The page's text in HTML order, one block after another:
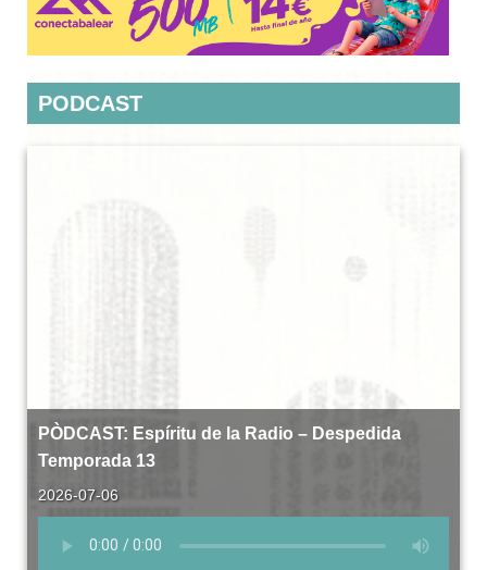
PODCAST
PÒDCAST: Espíritu de la Radio – Despedida
Temporada 13
2026-07-06